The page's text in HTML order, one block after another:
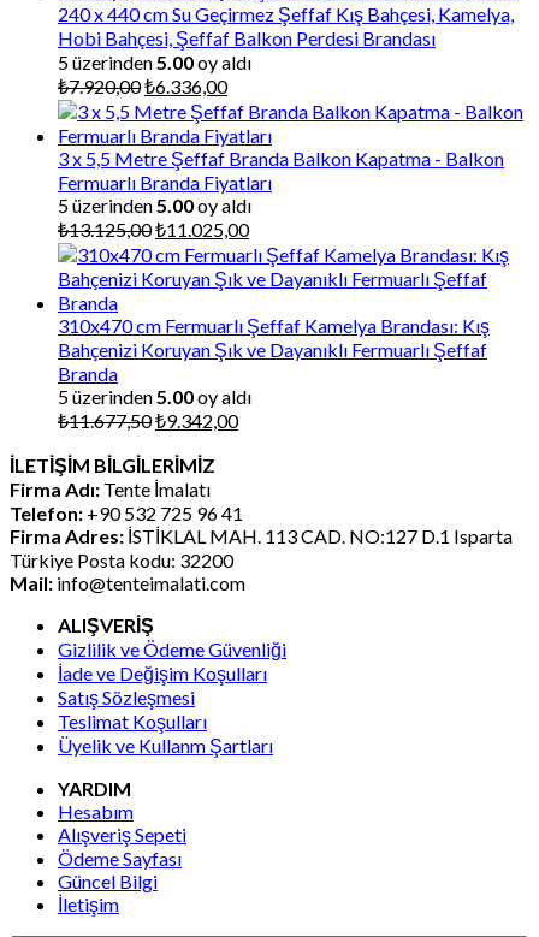
240 x 440 cm Su Geçirmez Şeffaf Kış Bahçesi, Kamelya,
Hobi Bahçesi, Şeffaf Balkon Perdesi Brandası
5 üzerinden 5.00oy aldı
₺7.920,00Orijinal
fiyat:
₺7.920,00.
₺6.336,00Şu
andaki
fiyat:
₺6.336,00.
3 x 5,5 Metre Şeffaf Branda Balkon Kapatma - Balkon
Fermuarlı Branda Fiyatları
5 üzerinden 5.00oy aldı
₺13.125,00Orijinal
fiyat:
₺13.125,00.
₺11.025,00Şu
andaki
fiyat:
₺11.025,00.
310x470 cm Fermuarlı Şeffaf Kamelya Brandası: Kış
Bahçenizi Koruyan Şık ve Dayanıklı Fermuarlı Şeffaf
Branda
5 üzerinden 5.00oy aldı
₺11.677,50Orijinal
₺11.677,50.
₺9.342,00Şu
İLETİŞİM BİLGİLERİMİZ
Firma Adı: Tente İmalatı
Telefon: +90 532 725 96 41
Firma Adres: İSTİKLAL MAH. 113 CAD. NO:127 D.1 Isparta
Türkiye Posta kodu: 32200
Mail: info@tenteimalati.com
ALIŞVERİŞ
Gizlilik ve Ödeme Güvenliği
İade ve Değişim Koşulları
Satış Sözleşmesi
Teslimat Koşulları
Üyelik ve Kullanm Şartları
YARDIM
Hesabım
Alışveriş Sepeti
Ödeme Sayfası
Güncel Bilgi
İletişim